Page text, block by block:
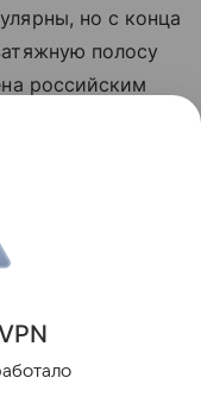
но с конца
полосу
российским
вскоре он
Теперь
компании
будущем TVR
PN